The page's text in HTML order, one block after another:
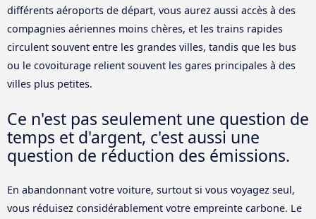
différents aéroports de départ, vous aurez aussi accès à des
compagnies aériennes moins chères, et les trains rapides
circulent souvent entre les grandes villes, tandis que les bus
ou le covoiturage relient souvent les gares principales à des
villes plus petites.
Ce n'est pas seulement une question de
temps et d'argent, c'est aussi une
question de réduction des émissions.
En abandonnant votre voiture, surtout si vous voyagez seul,
vous réduisez considérablement votre empreinte carbone. Le